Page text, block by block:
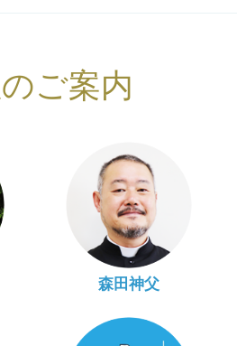
ご案内
森田神父